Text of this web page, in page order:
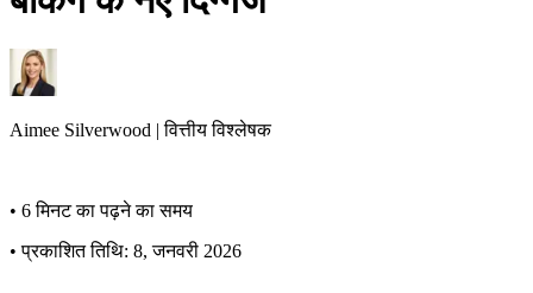
Aimee Silverwood |वित्तीय विश्लेषक
• 6 मिनट का पढ़ने का समय
• प्रकाशित तिथि: 8, जनवरी 2026